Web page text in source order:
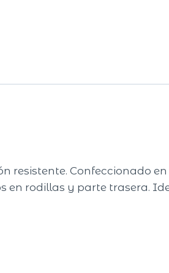
Confeccionado en
en rodillas y parte trasera.